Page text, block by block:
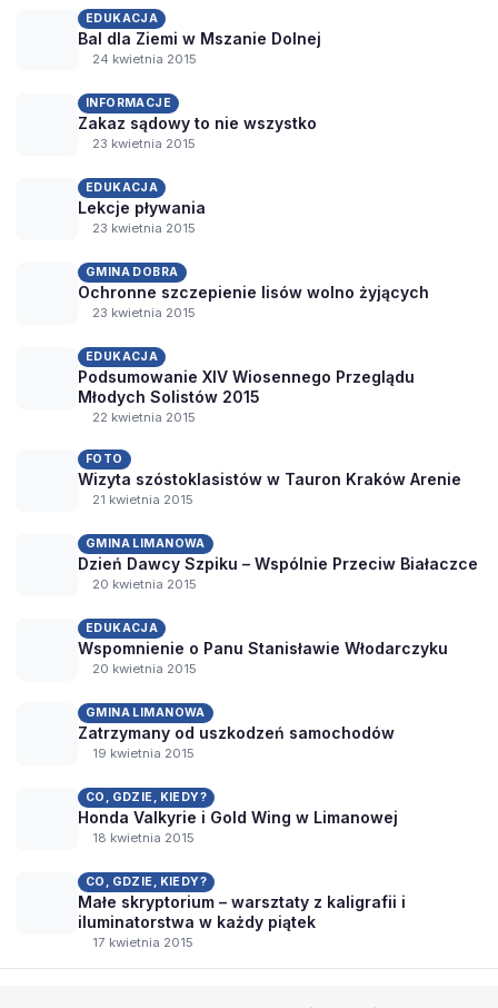
EDUKACJA
Bal dla Ziemi w Mszanie Dolnej
24 kwietnia 2015
INFORMACJE
Zakaz sądowy to nie wszystko
23 kwietnia 2015
EDUKACJA
Lekcje pływania
23 kwietnia 2015
GMINA DOBRA
Ochronne szczepienie lisów wolno żyjących
23 kwietnia 2015
EDUKACJA
Podsumowanie XIV Wiosennego Przeglądu
Młodych Solistów 2015
22 kwietnia 2015
FOTO
Wizyta szóstoklasistów w Tauron Kraków Arenie
21 kwietnia 2015
GMINA LIMANOWA
Dzień Dawcy Szpiku – Wspólnie Przeciw Białaczce
20 kwietnia 2015
EDUKACJA
Wspomnienie o Panu Stanisławie Włodarczyku
20 kwietnia 2015
GMINA LIMANOWA
Zatrzymany od uszkodzeń samochodów
19 kwietnia 2015
CO, GDZIE, KIEDY?
Honda Valkyrie i Gold Wing w Limanowej
18 kwietnia 2015
CO, GDZIE, KIEDY?
Małe skryptorium – warsztaty z kaligrafii i
iluminatorstwa w każdy piątek
17 kwietnia 2015